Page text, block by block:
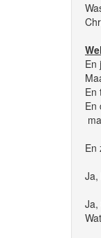
En
En
En
En
Ja,
Ja,